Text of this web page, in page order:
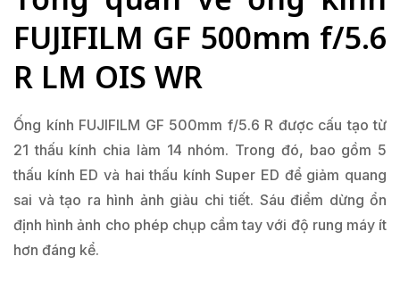
FUJIFILM GF 500mm f/5.6
R LM OIS WR
Ống kính FUJIFILM GF 500mm f/5.6 R được cấu tạo từ
21 thấu kính chia làm 14 nhóm. Trong đó, bao gồm 5
thấu kính ED và hai thấu kính Super ED để giảm quang
sai và tạo ra hình ảnh giàu chi tiết. Sáu điểm dừng ổn
định hình ảnh cho phép chụp cầm tay với độ rung máy ít
hơn đáng kể.